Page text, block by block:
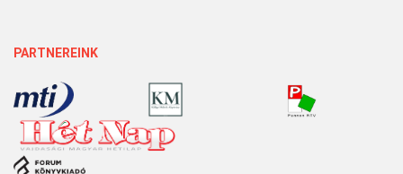
PARTNEREINK